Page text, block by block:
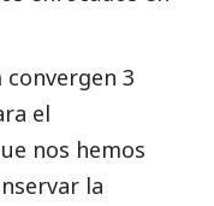
convergen 3
el
nos hemos
la